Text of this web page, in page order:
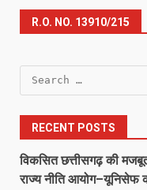
R.O. NO. 13910/215
Search
for:
RECENT POSTS
विकसित छत्तीसगढ़ की
राज्य नीति आयोग–यूनिसेफ